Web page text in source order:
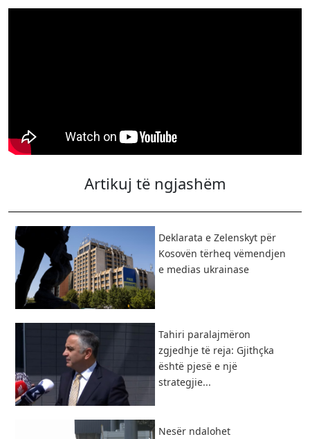
Artikuj të ngjashëm
Deklarata e Zelenskyt për
Kosovën tërheq vëmendjen
e medias ukrainase
Tahiri paralajmëron
zgjedhje të reja: Gjithçka
është pjesë e një
strategjie...
Nesër ndalohet